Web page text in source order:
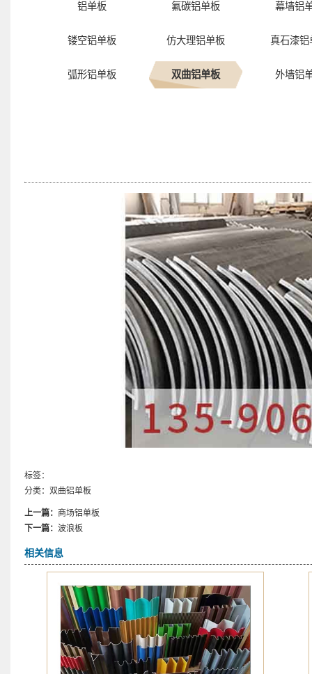
铝单板 氟碳铝单板 幕墙铝
镂空铝单板 仿大理铝单板 真石漆铝
弧形铝单板 双曲铝单板 外墙铝
标签：
分类： 双曲铝单板
上一篇： 商场铝单板
下一篇： 波浪板
相关信息